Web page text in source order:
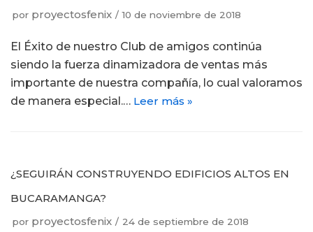
por proyectosfenix 10 de noviembre de 2018
El Éxito de nuestro Club de amigos continúa
siendo la fuerza dinamizadora de ventas más
importante de nuestra compañía, lo cual valoramos
de manera especial.… Leer más »
¿SEGUIRÁN CONSTRUYENDO EDIFICIOS ALTOS EN
BUCARAMANGA?
por proyectosfenix 24 de septiembre de 2018